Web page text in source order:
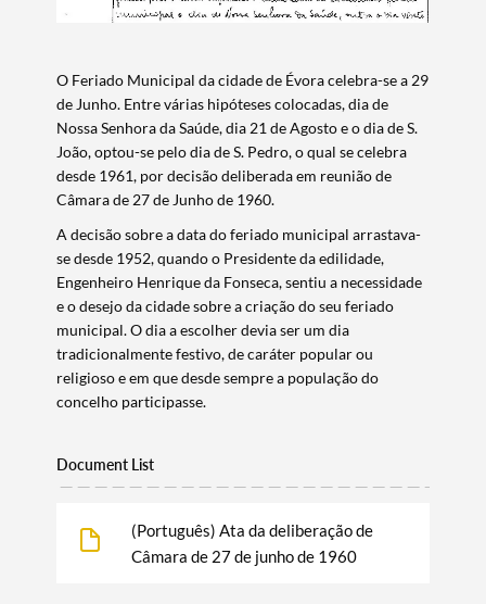
Search term
O Feriado Municipal da cidade de Évora celebra-se a 29
de Junho. Entre várias hipóteses colocadas, dia de
Nossa Senhora da Saúde, dia 21 de Agosto e o dia de S.
João, optou-se pelo dia de S. Pedro, o qual se celebra
desde 1961, por decisão deliberada em reunião de
Câmara de 27 de Junho de 1960.
A decisão sobre a data do feriado municipal arrastava-
se desde 1952, quando o Presidente da edilidade,
Engenheiro Henrique da Fonseca, sentiu a necessidade
e o desejo da cidade sobre a criação do seu feriado
municipal. O dia a escolher devia ser um dia
tradicionalmente festivo, de caráter popular ou
religioso e em que desde sempre a população do
concelho participasse.
Document List
(Português) Ata da deliberação de
Câmara de 27 de junho de 1960